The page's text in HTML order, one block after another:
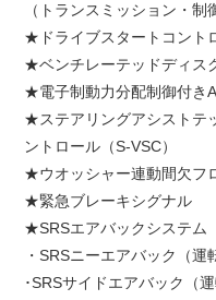
（トランスミッション・制
★ドライブスタートコント
★ベンチレーテッドディス
★電子制動力分配制御付き
★ステアリングアシストテ
ントロール（S-VSC）
★ウオッシャー連動間欠フ
★緊急ブレーキシグナル
★SRSエアバックシステム
・SRSニーエアバック（運
･SRSサイドエアバック（運